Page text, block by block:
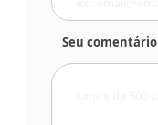
Seu comentário